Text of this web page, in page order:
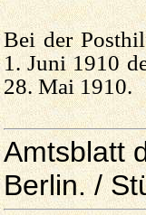
Bei der
1. Juni 1910
28. Mai 1910.
Amtsblatt
Berlin. /